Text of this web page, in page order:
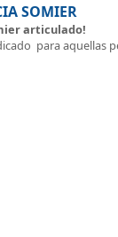
SOMIER
articulado!
para aquellas
extra, se adapta